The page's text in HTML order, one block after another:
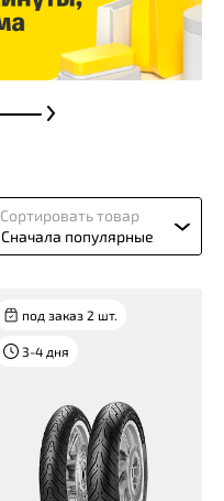
Сортировать товар
Сначала популярные
под заказ 2 шт.
3-4 дня